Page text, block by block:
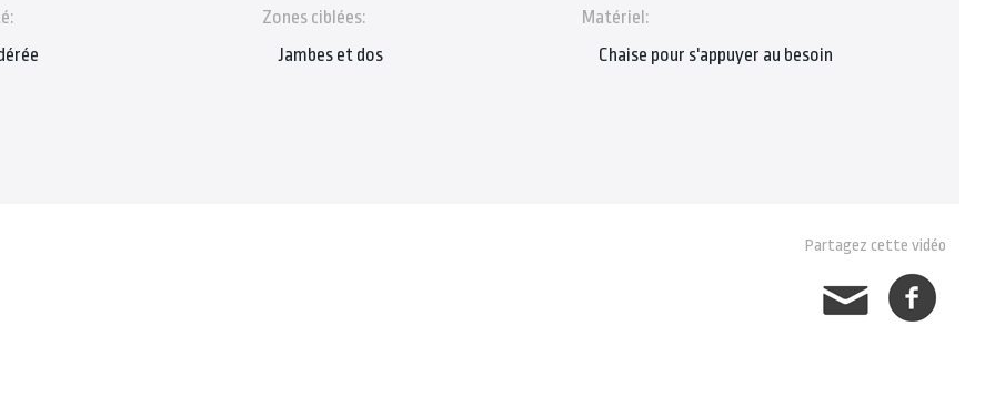
Zones ciblées:
Jambes et dos
Matériel:
Chaise pour s'appuyer au besoin
Partagez cette vidéo